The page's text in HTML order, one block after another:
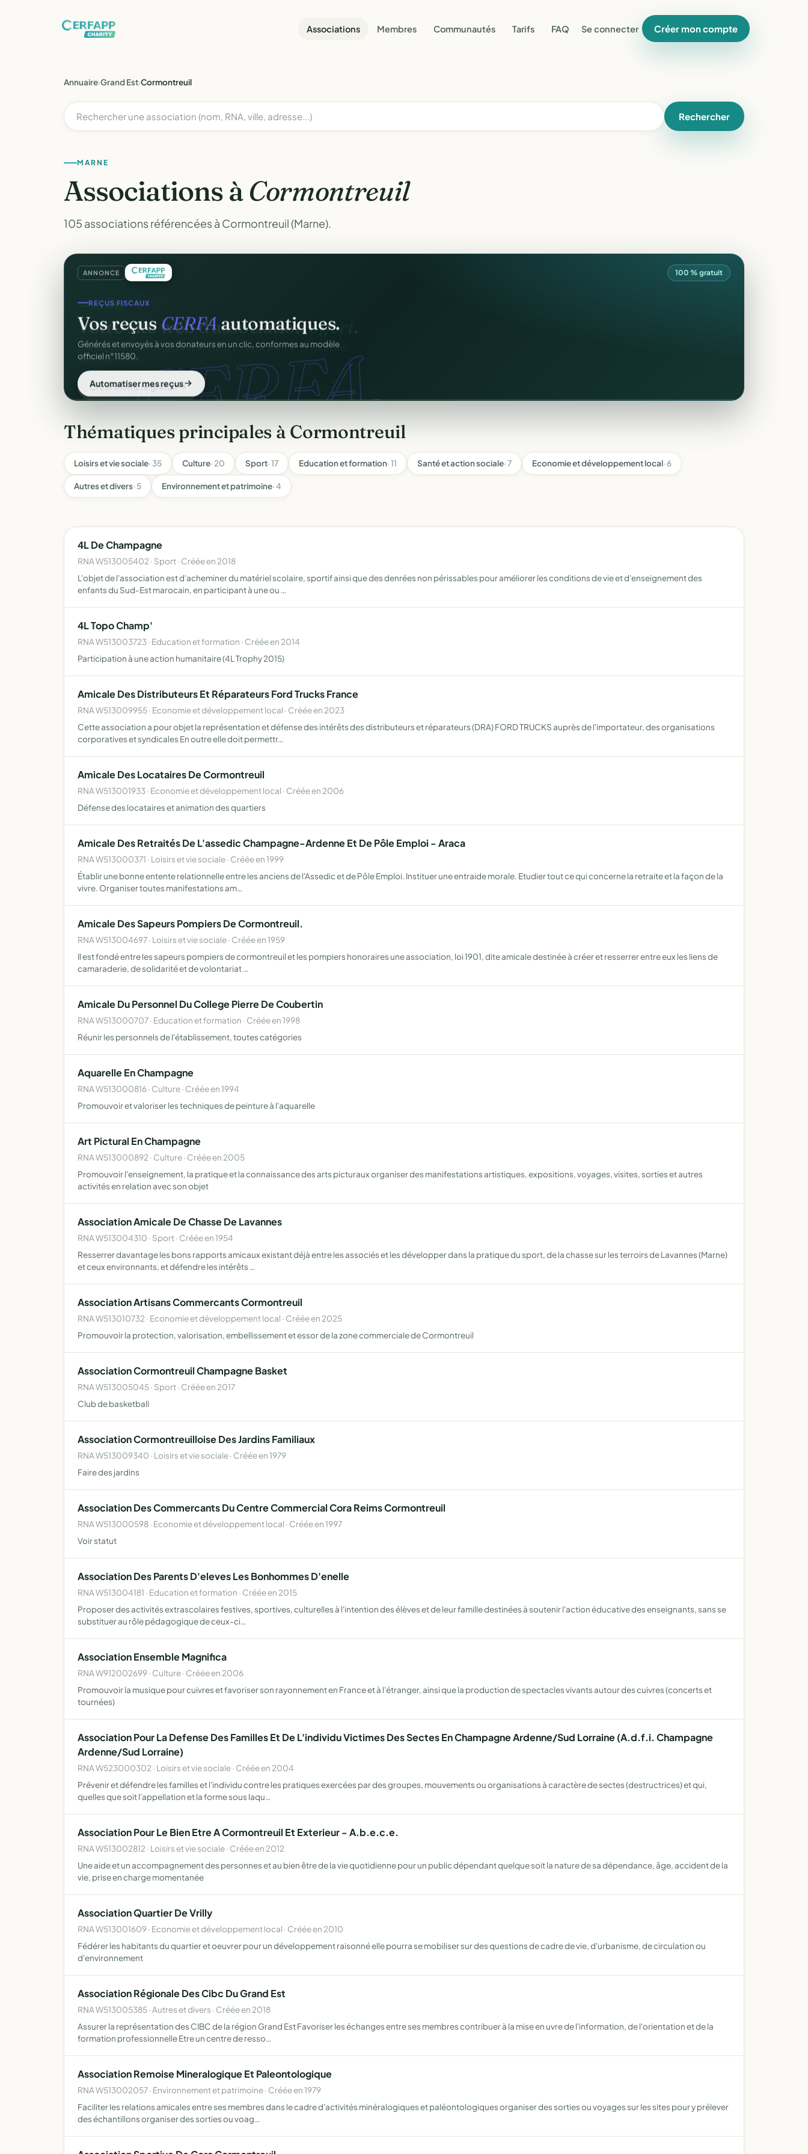
Associations Membres Communautés Tarifs FAQ Se connecter Créer mon compte
Annuaire›Grand Est›Cormontreuil
Rechercher
MARNE
Associations àCormontreuil
105 associations référencées à Cormontreuil (Marne).
ANNONCE 100 % gratuit
web.
SITE WEB
Votre site web d'associationoffert
Une page publique élégante et un site de collecte, prêts en cinq minutes.
Sans webmaster.
Créer mon site gratuit
Thématiques principales à Cormontreuil
Loisirs et vie sociale· 35 Culture· 20 Sport· 17 Education et formation· 11 Santé et action sociale· 7 Economie et développement local· 6
Autres et divers· 5 Environnement et patrimoine· 4
4L De Champagne
RNA W513005402 · Sport · Créée en 2018
L'objet de l'association est d'acheminer du matériel scolaire, sportif ainsi que des denrées non périssables pour améliorer les conditions de vie et d'enseignement des
enfants du Sud-Est marocain, en participant à une ou …
4L Topo Champ'
RNA W513003723 · Education et formation · Créée en 2014
Participation à une action humanitaire (4L Trophy 2015)
Amicale Des Distributeurs Et Réparateurs Ford Trucks France
RNA W513009955 · Economie et développement local · Créée en 2023
Cette association a pour objet la représentation et défense des intérêts des distributeurs et réparateurs (DRA) FORD TRUCKS auprès de l'importateur, des organisations
corporatives et syndicales En outre elle doit permettr…
Amicale Des Locataires De Cormontreuil
RNA W513001933 · Economie et développement local · Créée en 2006
Défense des locataires et animation des quartiers
Amicale Des Retraités De L'assedic Champagne-Ardenne Et De Pôle Emploi - Araca
RNA W513000371 · Loisirs et vie sociale · Créée en 1999
Établir une bonne entente relationnelle entre les anciens de l'Assedic et de Pôle Emploi. Instituer une entraide morale. Etudier tout ce qui concerne la retraite et la façon de la
vivre. Organiser toutes manifestations am…
Amicale Des Sapeurs Pompiers De Cormontreuil.
RNA W513004697 · Loisirs et vie sociale · Créée en 1959
Il est fondé entre les sapeurs pompiers de cormontreuil et les pompiers honoraires une association, loi 1901, dite amicale destinée à créer et resserrer entre eux les liens de
camaraderie, de solidarité et de volontariat …
Amicale Du Personnel Du College Pierre De Coubertin
RNA W513000707 · Education et formation · Créée en 1998
Réunir les personnels de l'établissement, toutes catégories
Aquarelle En Champagne
RNA W513000816 · Culture · Créée en 1994
Promouvoir et valoriser les techniques de peinture à l'aquarelle
Art Pictural En Champagne
RNA W513000892 · Culture · Créée en 2005
Promouvoir l'enseignement, la pratique et la connaissance des arts picturaux organiser des manifestations artistiques, expositions, voyages, visites, sorties et autres
activités en relation avec son objet
Association Amicale De Chasse De Lavannes
RNA W513004310 · Sport · Créée en 1954
Resserrer davantage les bons rapports amicaux existant déjà entre les associés et les développer dans la pratique du sport, de la chasse sur les terroirs de Lavannes (Marne)
et ceux environnants, et défendre les intérêts …
Association Artisans Commercants Cormontreuil
RNA W513010732 · Economie et développement local · Créée en 2025
Promouvoir la protection, valorisation, embellissement et essor de la zone commerciale de Cormontreuil
Association Cormontreuil Champagne Basket
RNA W513005045 · Sport · Créée en 2017
Club de basketball
Association Cormontreuilloise Des Jardins Familiaux
RNA W513009340 · Loisirs et vie sociale · Créée en 1979
Faire des jardins
Association Des Commercants Du Centre Commercial Cora Reims Cormontreuil
RNA W513000598 · Economie et développement local · Créée en 1997
Voir statut
Association Des Parents D'eleves Les Bonhommes D'enelle
RNA W513004181 · Education et formation · Créée en 2015
Proposer des activités extrascolaires festives, sportives, culturelles à l'intention des élèves et de leur famille destinées à soutenir l'action éducative des enseignants, sans se
substituer au rôle pédagogique de ceux-ci…
Association Ensemble Magnifica
RNA W912002699 · Culture · Créée en 2006
Promouvoir la musique pour cuivres et favoriser son rayonnement en France et à l'étranger, ainsi que la production de spectacles vivants autour des cuivres (concerts et
tournées)
Association Pour La Defense Des Familles Et De L'individu Victimes Des Sectes En Champagne Ardenne/Sud Lorraine (A.d.f.i. Champagne
Ardenne/Sud Lorraine)
RNA W523000302 · Loisirs et vie sociale · Créée en 2004
Prévenir et défendre les familles et l'individu contre les pratiques exercées par des groupes, mouvements ou organisations à caractère de sectes (destructrices) et qui,
quelles que soit l'appellation et la forme sous laqu…
Association Pour Le Bien Etre A Cormontreuil Et Exterieur - A.b.e.c.e.
RNA W513002812 · Loisirs et vie sociale · Créée en 2012
Une aide et un accompagnement des personnes et au bien être de la vie quotidienne pour un public dépendant quelque soit la nature de sa dépendance, âge, accident de la
vie, prise en charge momentanée
Association Quartier De Vrilly
RNA W513001609 · Economie et développement local · Créée en 2010
Fédérer les habitants du quartier et oeuvrer pour un développement raisonné elle pourra se mobiliser sur des questions de cadre de vie, d'urbanisme, de circulation ou
d'environnement
Association Régionale Des Cibc Du Grand Est
RNA W513005385 · Autres et divers · Créée en 2018
Assurer la représentation des CIBC de la région Grand Est Favoriser les échanges entre ses membres contribuer à la mise en uvre de l'information, de l'orientation et de la
formation professionnelle Etre un centre de resso…
Association Remoise Mineralogique Et Paleontologique
RNA W513002057 · Environnement et patrimoine · Créée en 1979
Faciliter les relations amicales entre ses membres dans le cadre d'activités minéralogiques et paléontologiques organiser des sorties ou voyages sur les sites pour y prélever
des échantillons organiser des sorties ou voag…